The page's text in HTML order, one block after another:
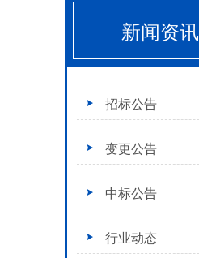
新闻资讯
招标公告
变更公告
中标公告
行业动态